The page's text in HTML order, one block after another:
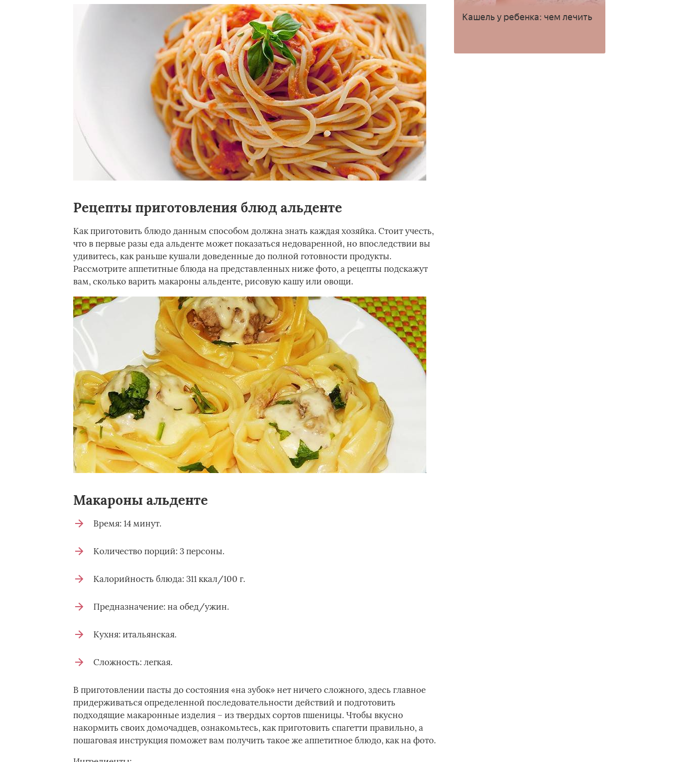
Рецепты приготовления блюд альденте
Как приготовить блюдо данным способом должна знать каждая хозяйка. Стоит учесть,
что в первые разы еда альденте может показаться недоваренной, но впоследствии вы
удивитесь, как раньше кушали доведенные до полной готовности продукты.
Рассмотрите аппетитные блюда на представленных ниже фото, а рецепты подскажут
вам, сколько варить макароны альденте, рисовую кашу или овощи.
Макароны альденте
Время: 14 минут.
Количество порций: 3 персоны.
Калорийность блюда: 311 ккал/100 г.
Предназначение: на обед/ужин.
Кухня: итальянская.
Сложность: легкая.
В приготовлении пасты до состояния «на зубок» нет ничего сложного, здесь главное
придерживаться определенной последовательности действий и подготовить
подходящие макаронные изделия – из твердых сортов пшеницы. Чтобы вкусно
накормить своих домочадцев, ознакомьтесь, как приготовить спагетти правильно, а
пошаговая инструкция поможет вам получить такое же аппетитное блюдо, как на фото.
Кашель у ребенка: чем лечить